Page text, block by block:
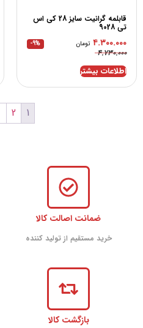
قابلمه گرانیت سایز 28 کی اس
تی 9028
۴.۷۳۰.۰۰۰
۴.۳۰۰.۰۰۰ تومان -9%
اطلاعات بیشتر
1
2
ضمانت اصالت کالا
خرید مستقیم از تولید کننده
بازگشت کالا